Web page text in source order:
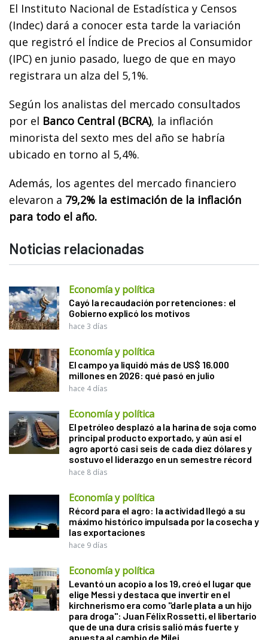
El Instituto Nacional de Estadística y Censos
(Indec) dará a conocer esta tarde la variación
que registró el Índice de Precios al Consumidor
(IPC) en junio pasado, luego de que en mayo
registrara un alza del 5,1%.
Según los analistas del mercado consultados
por el Banco Central (BCRA), la inflación
minorista del sexto mes del año se habría
ubicado en torno al 5,4%.
Además, los agentes del mercado financiero
elevaron a 79,2% la estimación de la inflación
para todo el año.
Noticias relacionadas
Economía y política
Cayó la recaudación por retenciones: el
Gobierno explicó los motivos
hace 3 días
Economía y política
El campo ya liquidó más de US$ 16.000
millones en 2026: qué pasó en julio
hace 4 días
Economía y política
El petróleo desplazó a la harina de soja como
principal producto exportado, y aún así el
agro aportó casi seis de cada diez dólares y
sostuvo el liderazgo en un semestre récord
hace 8 días
Economía y política
Récord para el agro: la actividad llegó a su
máximo histórico impulsada por la cosecha y
las exportaciones
hace 9 días
Economía y política
Levantó un acopio a los 19, creó el lugar que
elige Messi y destaca que invertir en el
kirchnerismo era como "darle plata a un hijo
para droga": Juan Félix Rossetti, el libertario
que de una dura crisis salió más fuerte y
apuesta al cambio de Milei